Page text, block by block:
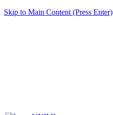
Skip to Main Content (Press Enter)